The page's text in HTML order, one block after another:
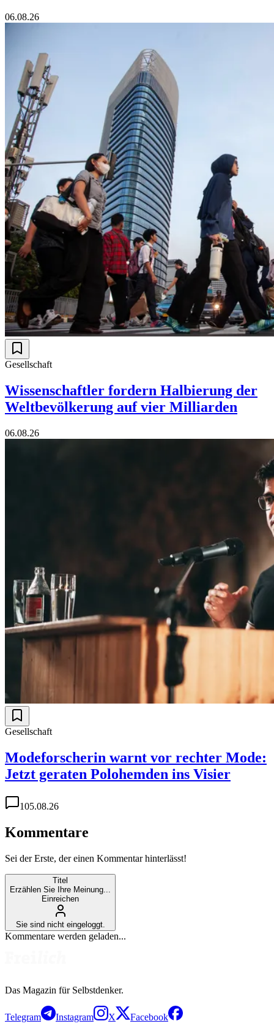
06.08.26
Gesellschaft
Wissenschaftler fordern Halbierung der
Weltbevölkerung auf vier Milliarden
06.08.26
Gesellschaft
Modeforscherin warnt vor rechter Mode:
Jetzt geraten Polohemden ins Visier
105.08.26
Kommentare
Sei der Erste, der einen Kommentar hinterlässt!
Titel
Erzählen Sie Ihre Meinung...
Einreichen
Sie sind nicht eingeloggt.
Kommentare werden geladen...
Das Magazin für Selbstdenker.
Telegram Instagram X Facebook